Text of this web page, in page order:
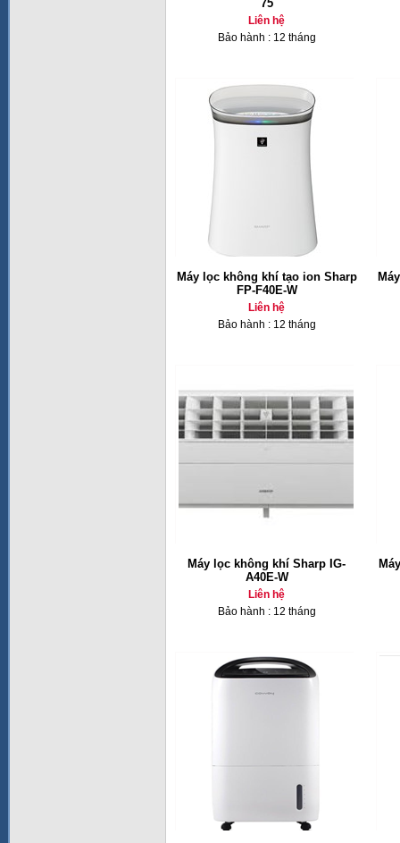
75
Liên hệ
Bảo hành : 12 tháng
Máy lọc không khí tạo ion Sharp
FP-F40E-W
Liên hệ
Bảo hành : 12 tháng
Máy lọc không khí Sharp IG-
A40E-W
Liên hệ
Bảo hành : 12 tháng